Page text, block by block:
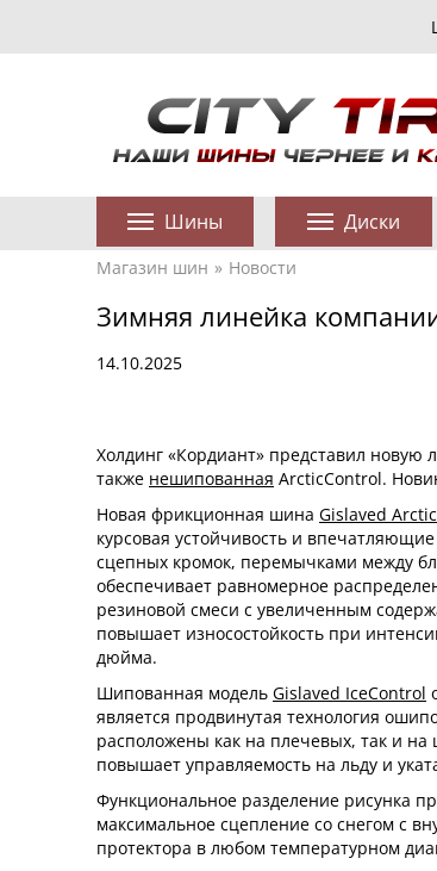
Шины Диски
Магазин шин Новости
Зимняя линейка
14.10.2025
Холдинг «Кордиант» представил новую
также нешипованная ArcticControl.
Новая фрикционная шина Gislaved
курсовая устойчивость и
сцепных кромок, перемычками между
обеспечивает равномерное
резиновой смеси с увеличенным
повышает износостойкость при
дюйма.
Шипованная модель Gislaved IceControl
является продвинутая технология
расположены как на плечевых, так и
повышает управляемость на льду и
Функциональное разделение рисунка
максимальное сцепление со снегом с
протектора в любом температурном